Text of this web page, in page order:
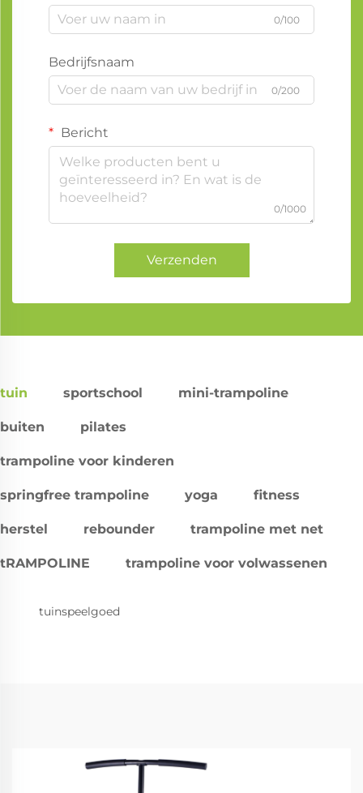
0/100
Bedrijfsnaam
0/200
Bericht
0/1000
Verzenden
tuin sportschool mini-trampoline
buiten pilates
trampoline voor kinderen
springfree trampoline yoga fitness
herstel rebounder trampoline met net
tRAMPOLINE trampoline voor volwassenen
tuinspeelgoed